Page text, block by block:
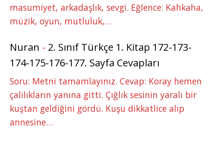
masumiyet, arkadaşlık, sevgi. Eğlence: Kahkaha,
müzik, oyun, mutluluk,…
Nuran - 2. Sınıf Türkçe 1. Kitap 172-173-
174-175-176-177. Sayfa Cevapları
Soru: Metni tamamlayınız. Cevap: Koray hemen
çalılıkların yanına gitti. Çığlık sesinin yaralı bir
kuştan geldiğini gördü. Kuşu dikkatlice alıp
annesine…